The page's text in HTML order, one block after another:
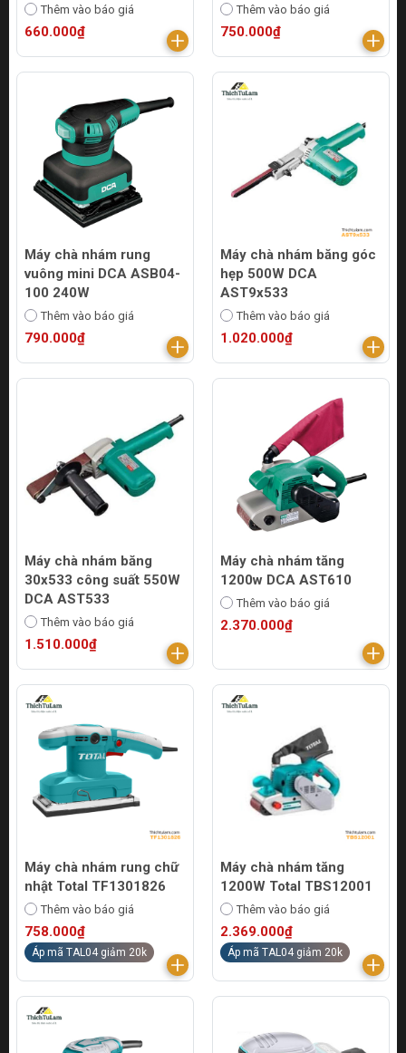
Thêm vào báo giá
660.000₫
Thêm vào báo giá
750.000₫
Máy chà nhám rung
vuông mini DCA ASB04-
100 240W
Thêm vào báo giá
790.000₫
Máy chà nhám băng góc
hẹp 500W DCA
AST9x533
Thêm vào báo giá
1.020.000₫
Máy chà nhám băng
30x533 công suất 550W
DCA AST533
Thêm vào báo giá
1.510.000₫
Máy chà nhám tăng
1200w DCA AST610
Thêm vào báo giá
2.370.000₫
Máy chà nhám rung chữ
nhật Total TF1301826
Thêm vào báo giá
758.000₫
Áp mã TAL04 giảm 20k
Máy chà nhám tăng
1200W Total TBS12001
Thêm vào báo giá
2.369.000₫
Áp mã TAL04 giảm 20k